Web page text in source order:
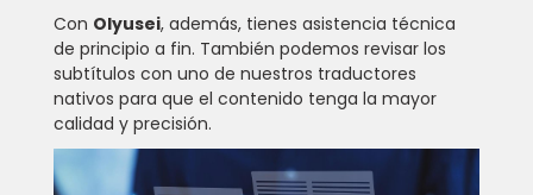
Con Olyusei, además, tienes asistencia técnica
de principio a fin. También podemos revisar los
subtítulos con uno de nuestros traductores
nativos para que el contenido tenga la mayor
calidad y precisión.